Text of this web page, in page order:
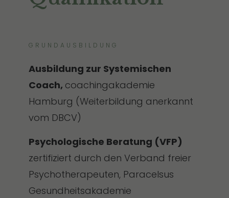
GRUNDAUSBILDUNG
Ausbildung zur Systemischen
Coach, coachingakademie
Hamburg (Weiterbildung anerkannt
vom DBCV)
Psychologische Beratung (VFP)
zertifiziert durch den Verband freier
Psychotherapeuten, Paracelsus
Gesundheitsakademie